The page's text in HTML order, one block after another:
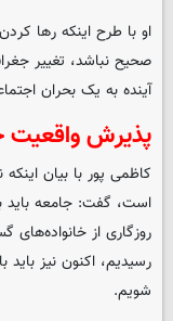
او با طرح اینکه رها
صحیح نباشد، تغییر
آینده به یک بحران
پذیرش واقعیت
است، گفت: جامعه باید
روزگاری از
رسیدیم، اکنون نیز
شویم.